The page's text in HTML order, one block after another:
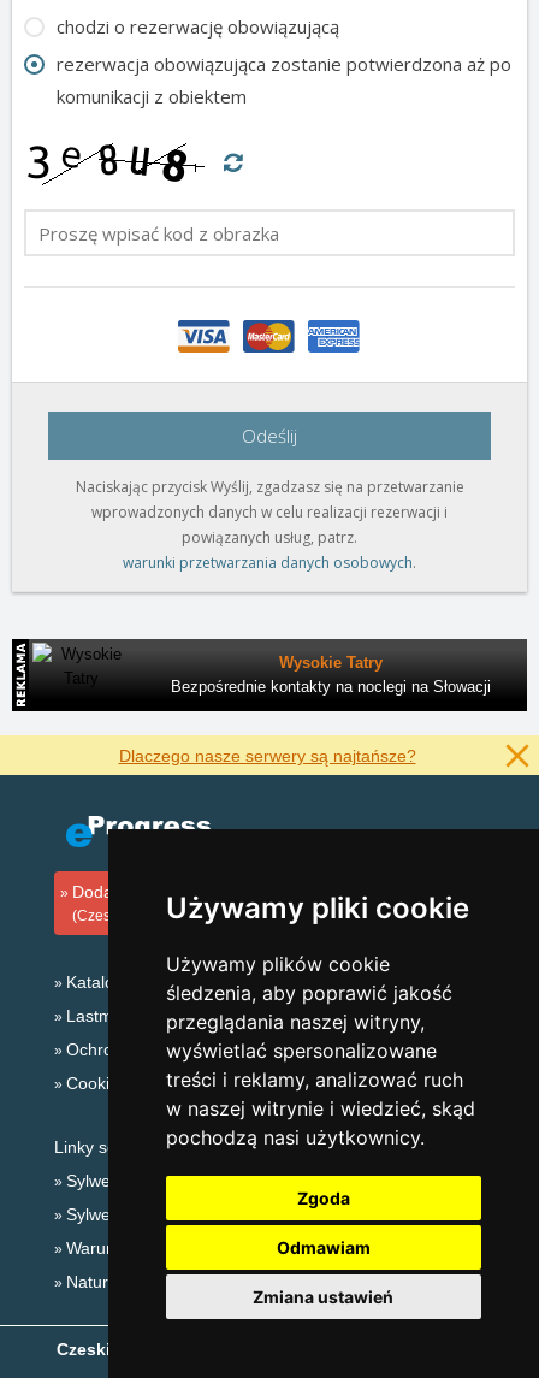
Używamy pliki cookie
Używamy plików cookie
śledzenia, aby poprawić jakość
przeglądania naszej witryny,
wyświetlać spersonalizowane
treści i reklamy, analizować ruch
w naszej witrynie i wiedzieć, skąd
pochodzą nasi użytkownicy.
Zgoda
Odmawiam
Zmiana ustawień
chodzi o rezerwację obowiązującą
rezerwacja obowiązująca zostanie potwierdzona aż po
komunikacji z obiektem
Odeślij
Naciskając przycisk Wyślij, zgadzasz się na przetwarzanie
wprowadzonych danych w celu realizacji rezerwacji i
powiązanych usług, patrz.
warunki przetwarzania danych osobowych.
Wysokie Tatry
Bezpośrednie kontakty na noclegi na Słowacji
Dlaczego nasze serwery są najtańsze?
Dodaj zakwaterowanie
(Czeski)
Katalog zakwaterowania
Lastminute Góry Izerskie
Ochrona prywatności
Cookies
Linky sezonowe:
Sylwester Góry Izerskie
Sylwester w górach 2025/26
Warunki narciarskie
Naturalne kąpieliska
Czeskie Góry